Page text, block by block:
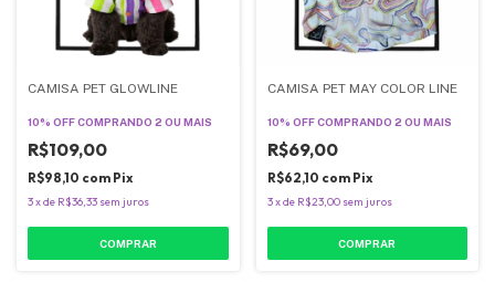
CAMISA PET GLOWLINE
10% OFFCOMPRANDO 2 OU MAIS
R$109,00
R$98,10 com Pix
3xde R$36,33 sem juros
COMPRAR
CAMISA PET MAY COLOR LINE
10% OFF COMPRANDO 2 OU MAIS
R$69,00
R$62,10 com Pix
3xde R$23,00 sem juros
COMPRAR